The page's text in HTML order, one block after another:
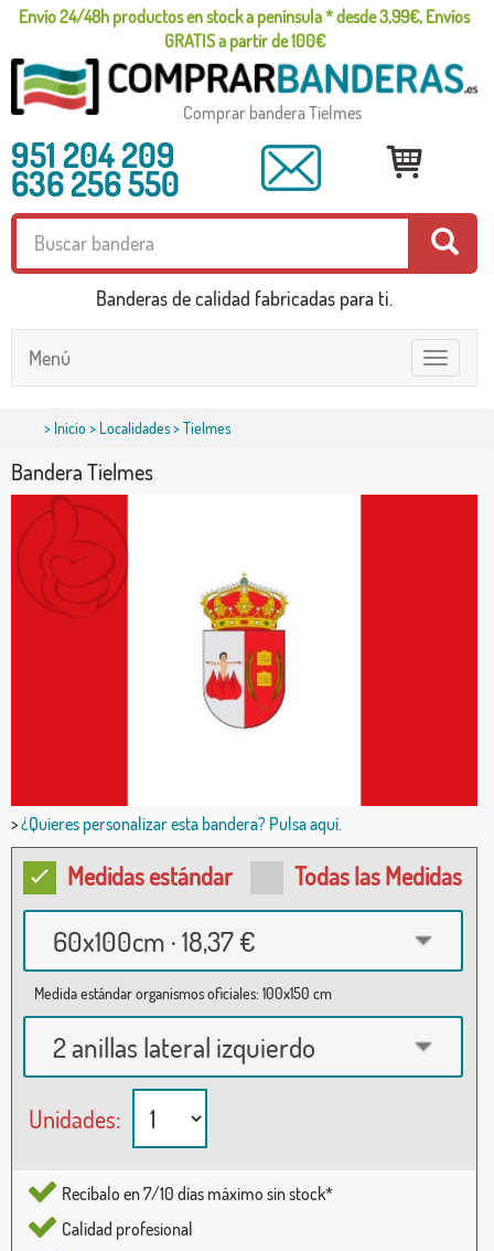
Envío 24/48h productos en stock a península * desde 3,99€, Envíos
GRATIS a partir de 100€
Comprar bandera Tielmes
951 204 209
636 256 550
Banderas de calidad fabricadas para ti.
Toggle
navigation
Menú
> Inicio> Localidades> Tielmes
Bandera Tielmes
>¿Quieres personalizar esta bandera? Pulsa aquí.
Medidas estándar Todas las Medidas
60x100cm · 18,37 €
Medida estándar organismos oficiales: 100x150 cm
2 anillas lateral izquierdo
Unidades:
Recíbalo en 7/10 días máximo sin stock*
Calidad profesional